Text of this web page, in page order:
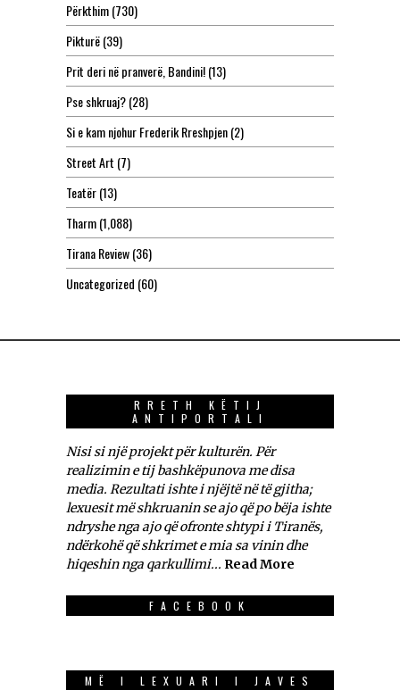
Përkthim(730)
Pikturë(39)
Prit deri në pranverë, Bandini!(13)
Pse shkruaj?(28)
Si e kam njohur Frederik Rreshpjen(2)
Street Art (7)
Teatër(13)
Tharm(1,088)
Tirana Review(36)
Uncategorized (60)
RRETH KËTIJ
ANTIPORTALI
Nisi si një projekt për kulturën. Për
realizimin e tij bashkëpunova me disa
media. Rezultati ishte i njëjtë në të gjitha;
lexuesit më shkruanin se ajo që po bëja ishte
ndryshe nga ajo që ofronte shtypi i Tiranës,
ndërkohë që shkrimet e mia sa vinin dhe
hiqeshin nga qarkullimi... Read More
FACEBOOK
MË I LEXUARI I JAVES